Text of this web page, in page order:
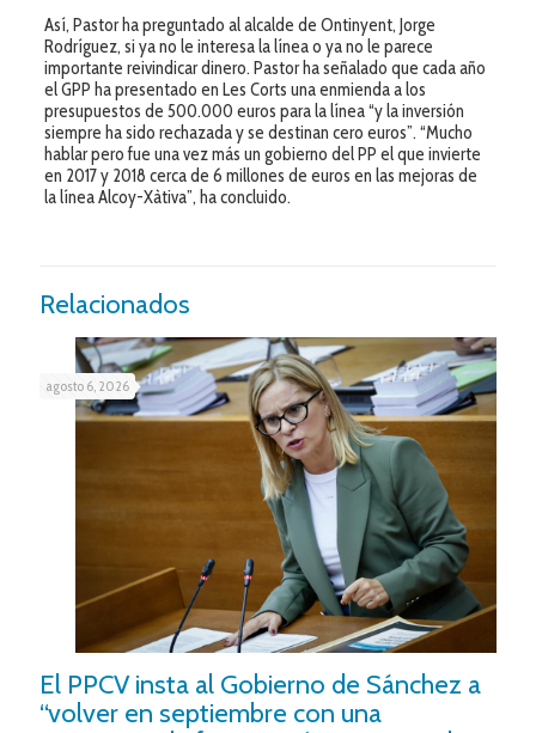
Así, Pastor ha preguntado al alcalde de Ontinyent, Jorge
Rodríguez, si ya no le interesa la línea o ya no le parece
importante reivindicar dinero. Pastor ha señalado que cada año
el GPP ha presentado en Les Corts una enmienda a los
presupuestos de 500.000 euros para la línea “y la inversión
siempre ha sido rechazada y se destinan cero euros”. “Mucho
hablar pero fue una vez más un gobierno del PP el que invierte
en 2017 y 2018 cerca de 6 millones de euros en las mejoras de
la línea Alcoy-Xàtiva”, ha concluido.
Relacionados
agosto 6, 2026
El PPCV insta al Gobierno de Sánchez a
“volver en septiembre con una